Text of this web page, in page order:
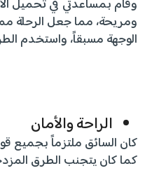
وقام بمساعدتي في تحميل
ومريحة، مما جعل الرحلة
الوجهة مسبقاً، واستخدم
الراحة والأمان
كان السائق ملتزماً بجميع
كما كان يتجنب الطرق